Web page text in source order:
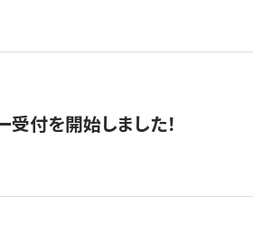
付を開始しました！